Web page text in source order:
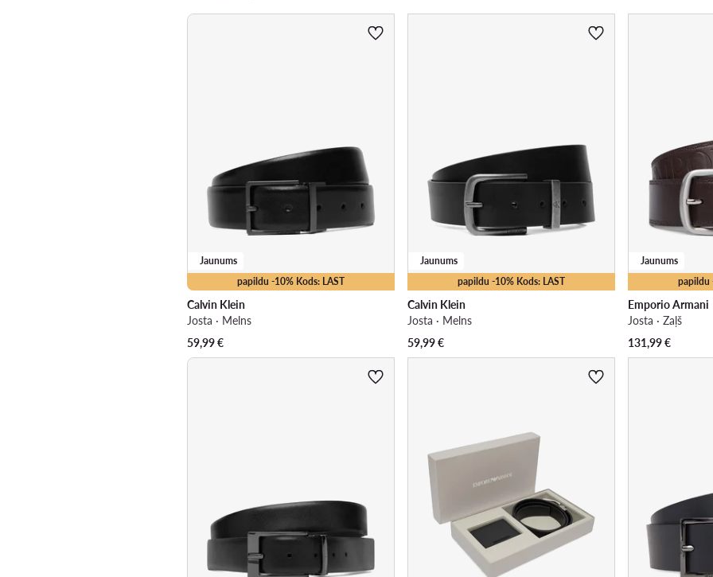
papildu -10% Kods: LAST
Jaunums
Calvin Klein
Josta · Melns
59,99€
papildu -10% Kods: LAST
Jaunums
Calvin Klein
Josta · Melns
59,99€
papildu
Jaunums
Emporio Armani
Josta · Zaļš
131,99€